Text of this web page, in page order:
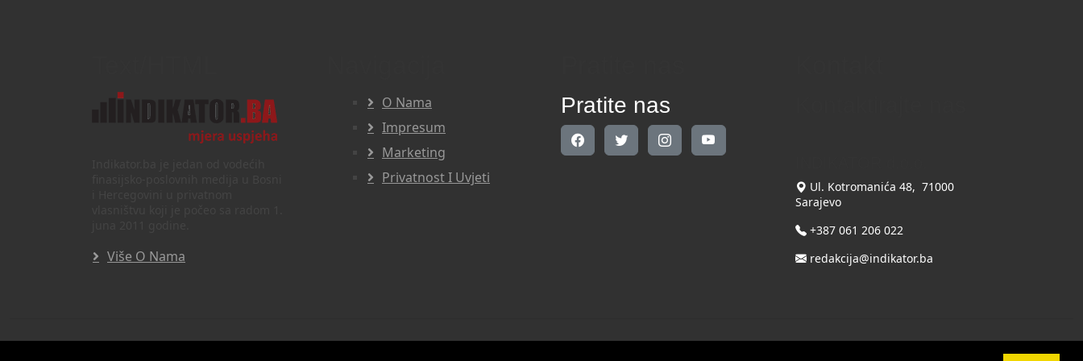
Više O Nama
O Nama
Impresum
Marketing
Privatnost I Uvjeti
Pratite nas
Ul. Kotromanića 48, 71000
Sarajevo
+387 061 206 022
redakcija@indikator.ba